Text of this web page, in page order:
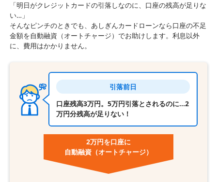
「明日がクレジットカードの引落しなのに、口座の残高が足りな
い…」
そんなピンチのときでも、あしぎんカードローンなら口座の不足
金額を自動融資（オートチャージ）でお助けします。利息以外
に、費用はかかりません。
引落前日
口座残高3万円。5万円引落とされるのに…2
万円分残高が足りない！
2万円を口座に
自動融資（オートチャージ）